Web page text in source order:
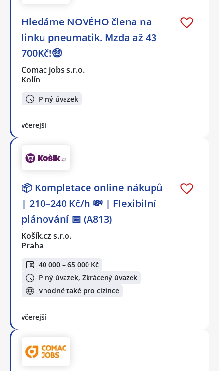
Hledáme NOVÉHO člena na
linku pneumatik. Mzda až 43
700Kč!🤑
Comac jobs s.r.o.
Kolín
Plný úvazek
včerejší
📦 Kompletace online nákupů
| 210–240 Kč/h 💸 | Flexibilní
plánování 📅 (A813)
Košík.cz s.r.o.
Praha
40 000 – 65 000 Kč
Plný úvazek, Zkrácený úvazek
Vhodné také pro cizince
včerejší